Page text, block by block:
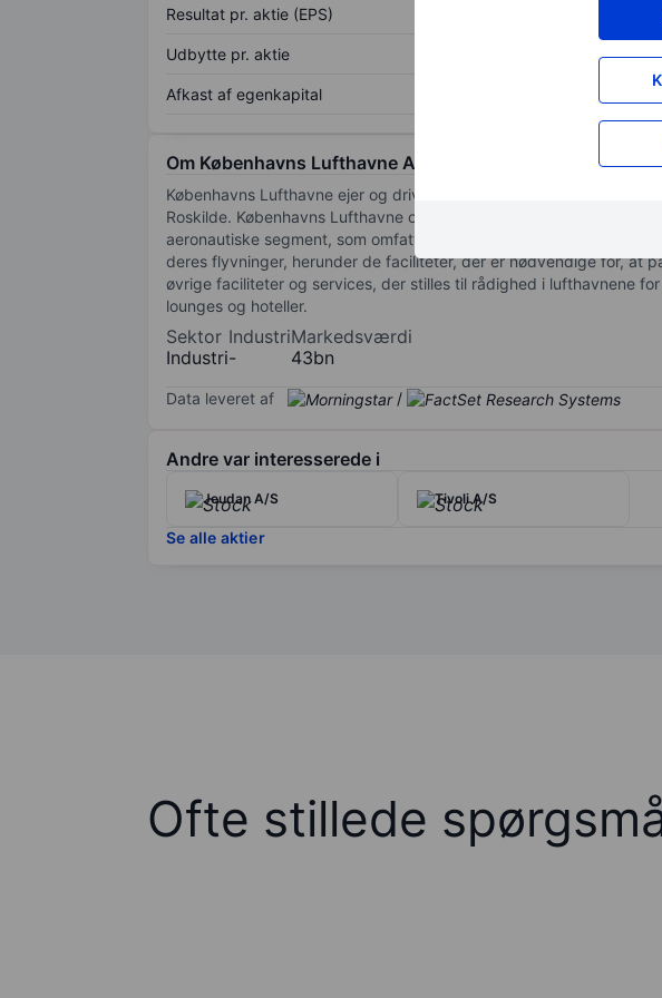
Resultat pr. aktie (EPS)
Udbytte pr. aktie
Afkast af egenkapital
Om Københavns Lufthavne A/S
Københavns Lufthavne ejer og driver lufthavne i Danmark.
Roskilde. Københavns Lufthavne opdeler sine aktiviteter i to
aeronautiske segment, som omfatter den drift og de funktioner,
deres flyvninger, herunder de faciliteter, der er nødvendige for, at
øvrige faciliteter og services, der stilles til rådighed i lufthavnene
lounges og hoteller.
Sektor
Industri
Industri
-
Markedsværdi
43bn
Data leveret af /
Andre var interesserede i
Jeudan A/S Tivoli A/S
Se alle aktier
Ofte stillede